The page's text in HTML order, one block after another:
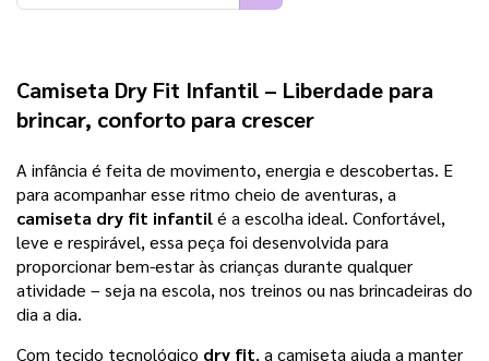
Camiseta Dry Fit Infantil – Liberdade para
brincar, conforto para crescer
A infância é feita de movimento, energia e descobertas. E
para acompanhar esse ritmo cheio de aventuras, a
camiseta dry fit infantilé a escolha ideal. Confortável,
leve e respirável, essa peça foi desenvolvida para
proporcionar bem-estar às crianças durante qualquer
atividade – seja na escola, nos treinos ou nas brincadeiras do
dia a dia.
Com tecido tecnológico dry fit, a camiseta ajuda a manter